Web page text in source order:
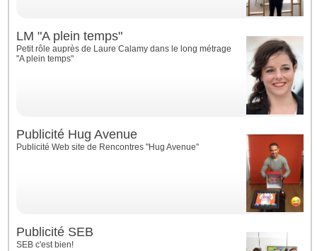
LM "A plein temps"
Petit rôle auprès de Laure Calamy dans le long métrage
"A plein temps"
Publicité Hug Avenue
Publicité Web site de Rencontres "Hug Avenue"
Publicité SEB
SEB c'est bien!